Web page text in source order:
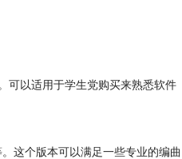
可以适用于学生党购买来熟悉软件
这个版本可以满足一些专业的编曲